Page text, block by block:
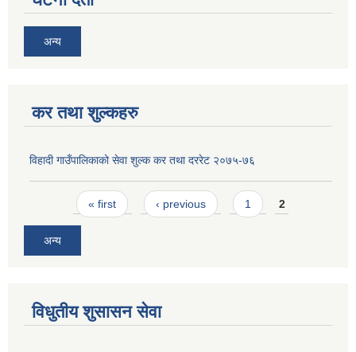
अन्य
कर तथा शुल्कहरु
विहादी गाउँपालिकाको सेवा शुल्क कर तथा दररेट २०७५-७६
Pages« first ‹ previous 1 2
अन्य
विधुतीय शुसासन सेवा